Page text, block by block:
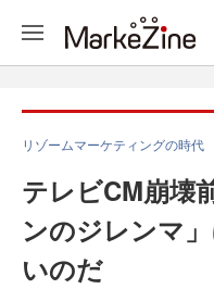
リゾームマーケティングの時代
テレビCM崩壊
ンのジレンマ
いのだ